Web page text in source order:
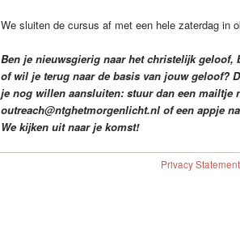
We sluiten de cursus af met een hele zaterdag in
Ben je nieuwsgierig naar het christelijk geloof,
of wil je terug naar de basis van jouw geloof?
je nog willen aansluiten: stuur dan een mailtje
outreach@ntghetmorgenlicht.nl of een appje
We kijken uit naar je komst!
Privacy Statement